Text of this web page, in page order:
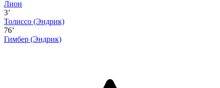
Лион
3’
Толиссо (Эндрик)
76’
Гимбер (Эндрик)